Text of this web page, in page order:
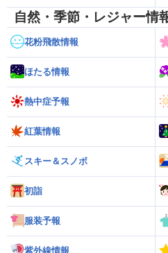
自然・季節・レジャー情
花粉飛散情報
ほたる情報
熱中症予報
紅葉情報
スキー＆スノボ
初詣
服装予報
紫外線情報